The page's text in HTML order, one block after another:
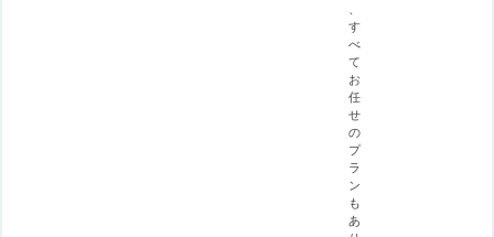
す
べ
て
お
任
せ
の
プ
ラ
ン
も
あ